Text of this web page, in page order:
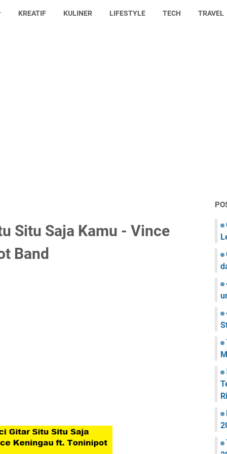
KREATIF KULINER LIFESTYLE TECH TRAVEL
Situ Saja Kamu - Vince
Band